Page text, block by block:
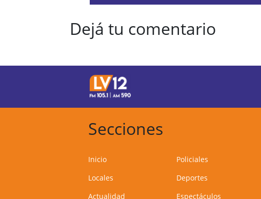
Dejá tu comentario
Secciones
Inicio
Locales
Actualidad
Policiales
Deportes
Espectáculos